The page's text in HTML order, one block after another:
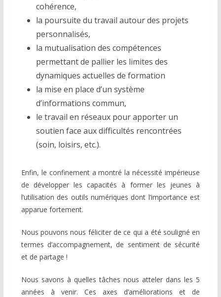
cohérence,
la poursuite du travail autour des projets
personnalisés,
la mutualisation des compétences
permettant de pallier les limites des
dynamiques actuelles de formation
la mise en place d’un système
d’informations commun,
le travail en réseaux pour apporter un
soutien face aux difficultés rencontrées
(soin, loisirs, etc.).
Enfin, le confinement a montré la nécessité impérieuse
de développer les capacités à former les jeunes à
l’utilisation des outils numériques dont l’importance est
apparue fortement.
Nous pouvons nous féliciter de ce qui a été souligné en
termes d’accompagnement, de sentiment de sécurité
et de partage !
Nous savons à quelles tâches nous atteler dans les 5
années à venir. Ces axes d’améliorations et de